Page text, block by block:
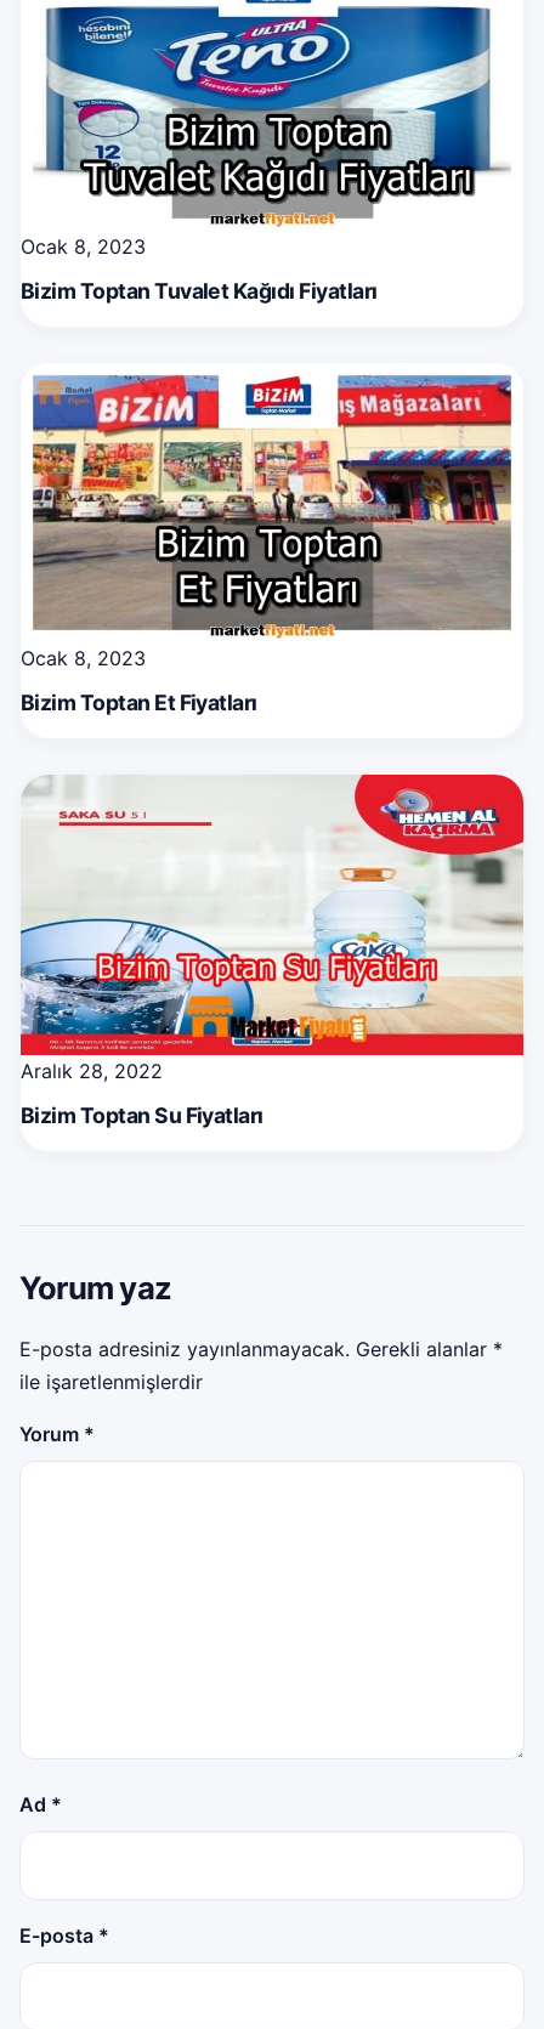
Ocak 8, 2023
Bizim Toptan Tuvalet Kağıdı Fiyatları
Ocak 8, 2023
Bizim Toptan Et Fiyatları
Aralık 28, 2022
Bizim Toptan Su Fiyatları
Yorum yaz
E-posta adresiniz yayınlanmayacak. Gerekli alanlar *
ile işaretlenmişlerdir
Yorum *
Ad *
E-posta *